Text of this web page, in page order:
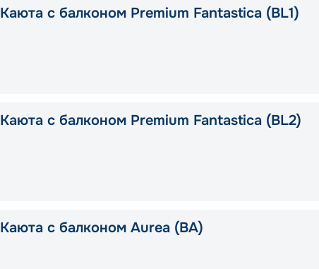
Каюта с балконом Premium Fantastica (BL1)
Каюта с балконом Premium Fantastica (BL2)
Каюта с балконом Aurea (BA)